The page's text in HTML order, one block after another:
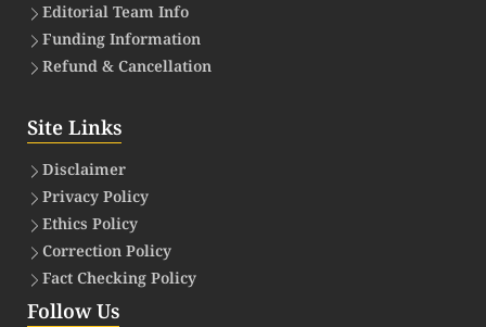
Editorial Team Info
Funding Information
Refund & Cancellation
Site Links
Disclaimer
Privacy Policy
Ethics Policy
Correction Policy
Fact Checking Policy
Follow Us